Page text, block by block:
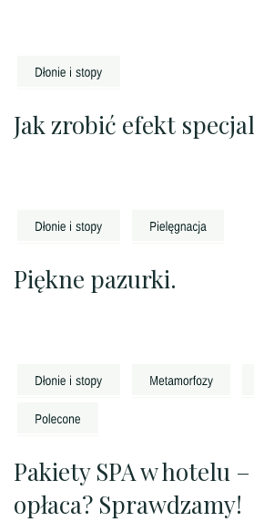
Jak zrobić efekt
Piękne pazurki.
Pakiety SPA w hotelu
opłaca? Sprawdzamy!